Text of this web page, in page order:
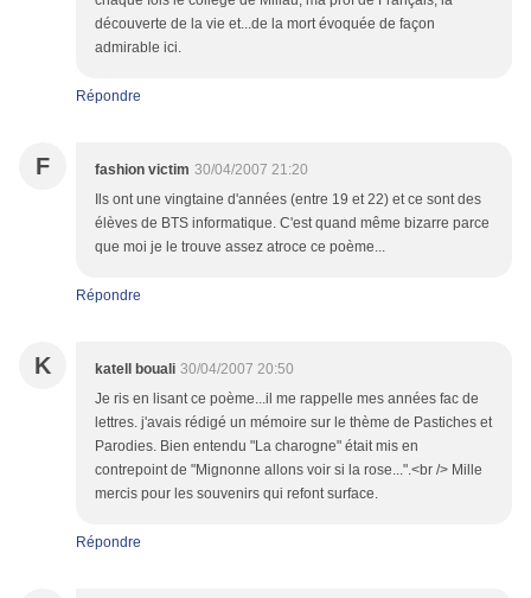
découverte de la vie et...de la mort évoquée de façon
admirable ici.
Répondre
F fashion victim 30/04/2007 21:20
Ils ont une vingtaine d'années (entre 19 et 22) et ce sont des
élèves de BTS informatique. C'est quand même bizarre parce
que moi je le trouve assez atroce ce poème...
Répondre
K katell bouali 30/04/2007 20:50
Je ris en lisant ce poème...il me rappelle mes années fac de
lettres. j'avais rédigé un mémoire sur le thème de Pastiches et
Parodies. Bien entendu "La charogne" était mis en
contrepoint de "Mignonne allons voir si la rose...".<br /> Mille
mercis pour les souvenirs qui refont surface.
Répondre